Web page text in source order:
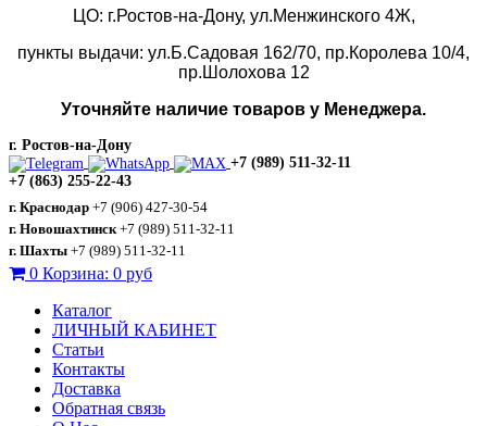
ЦО: г.Ростов-на-Дону, ул.Менжинского 4Ж,
пункты выдачи: ул.Б.Садовая 162/70, пр.Королева 10/4,
пр.Шолохова 12
Уточняйте наличие товаров у Менеджера.
г. Ростов-на-Дону
+7 (989) 511-32-11
+7 (863) 255-22-43
г. Краснодар +7 (906) 427-30-54
г. Новошахтинск +7 (989) 511-32-11
г. Шахты +7 (989) 511-32-11
0 Корзина: 0 руб
Каталог
ЛИЧНЫЙ КАБИНЕТ
Статьи
Контакты
Доставка
Обратная связь